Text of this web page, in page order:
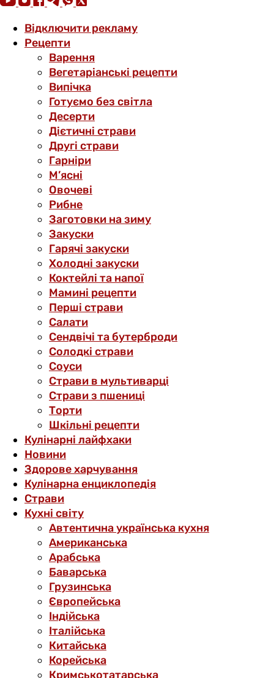
Відключити рекламу
Рецепти
Варення
Вегетаріанські рецепти
Випічка
Готуємо без світла
Десерти
Дієтичні страви
Другі страви
Гарніри
М’ясні
Овочеві
Рибне
Заготовки на зиму
Закуски
Гарячі закуски
Холодні закуски
Коктейлі та напої
Мамині рецепти
Перші страви
Салати
Сендвічі та бутерброди
Солодкі страви
Соуси
Страви в мультиварці
Страви з пшениці
Торти
Шкільні рецепти
Кулінарні лайфхаки
Новини
Здорове харчування
Кулінарна енциклопедія
Страви
Кухні світу
Автентична українська кухня
Американська
Арабська
Баварська
Грузинська
Європейська
Індійська
Італійська
Китайська
Корейська
Кримськотатарська